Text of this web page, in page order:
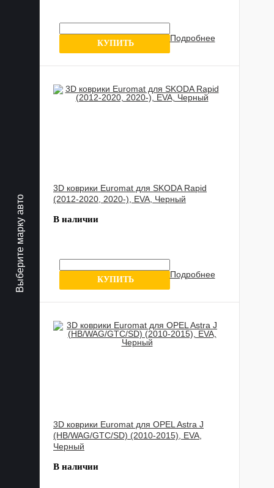
Выберите марку авто
КУПИТЬ
Подробнее
3D коврики Euromat для SKODA Rapid
(2012-2020, 2020-), EVA, Черный
В наличии
КУПИТЬ
Подробнее
3D коврики Euromat для OPEL Astra J
(HB/WAG/GTC/SD) (2010-2015), EVA,
Черный
В наличии